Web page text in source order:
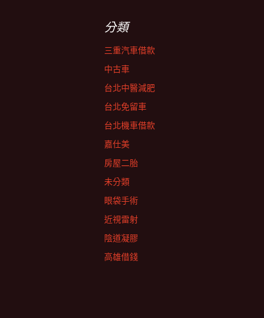
分類
三重汽車借款
中古車
台北中醫減肥
台北免留車
台北機車借款
嘉仕美
房屋二胎
未分類
眼袋手術
近視雷射
陰道凝膠
高雄借錢